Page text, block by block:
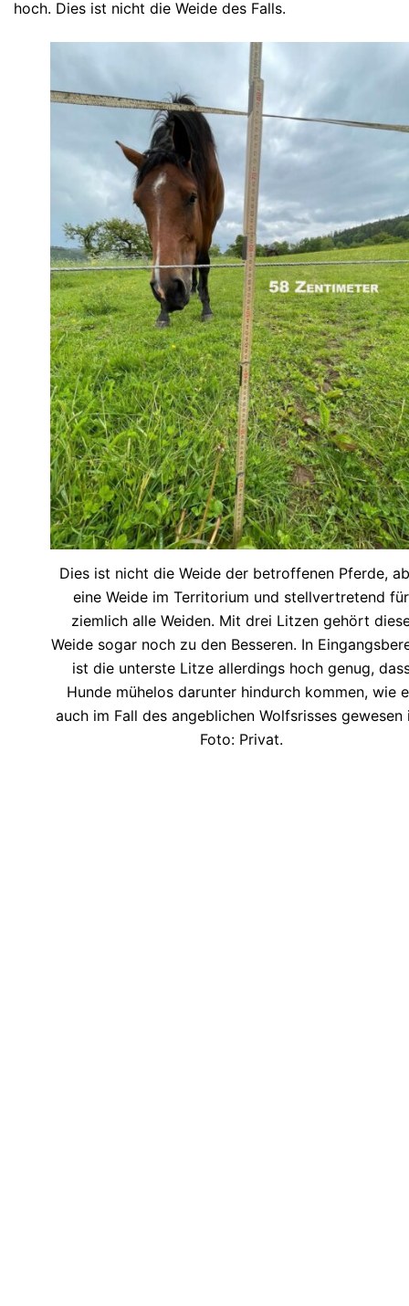
hoch. Dies ist nicht die Weide des Falls.
Dies ist nicht die Weide der betroffenen Pferde,
eine Weide im Territorium und stellvertretend für
ziemlich alle Weiden. Mit drei Litzen gehört
Weide sogar noch zu den Besseren. In
ist die unterste Litze allerdings hoch genug,
Hunde mühelos darunter hindurch kommen, wie
auch im Fall des angeblichen Wolfsrisses gewesen
Foto: Privat.